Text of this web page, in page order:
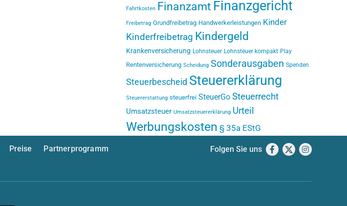
Fahrtkosten Finanzamt Finanzgericht
Freibetrag Grundfreibetrag Handwerkerleistungen Kinder
Kinderfreibetrag Kindergeld
Krankenversicherung Lohnsteuer Lohnsteuer kompakt Play
Rentenversicherung Scheidung Sonderausgaben Spenden
Steuerbescheid Steuererklärung
Steuererstattung steuerfrei SteuerGo Steuerrecht
Umsatzsteuer Umsatzsteuererklärung Urteil
Werbungskosten § 35a EStG
Preise
Partnerprogramm
Folgen Sie uns Facebook
X Instagram